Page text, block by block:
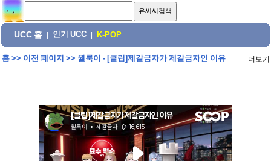
UCC 홈 인기 UCC K-POP
홈>> 이전 페이지 >> 월룩이 - [클립]제갈금자가 제갈금자인 이유 더보기